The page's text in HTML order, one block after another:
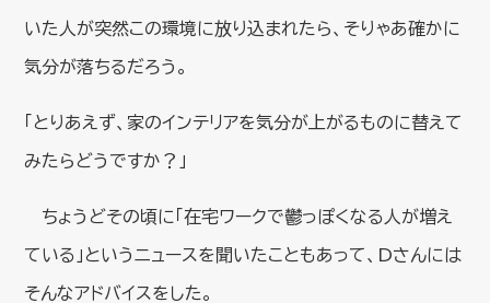
いた人が突然この環境に放り込まれたら、そりゃあ確かに
気分が落ちるだろう。
「とりあえず、家のインテリアを気分が上がるものに替えて
みたらどうですか？」
ちょうどその頃に「在宅ワークで鬱っぽくなる人が増え
ている」というニュースを聞いたこともあって、Dさんには
そんなアドバイスをした。